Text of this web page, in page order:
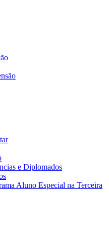
e Diplomados
Aluno Especial na Terceira